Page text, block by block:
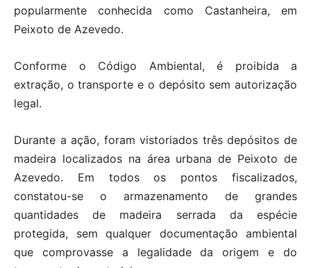
popularmente conhecida como Castanheira, em
Peixoto de Azevedo.
Conforme o Código Ambiental, é proibida a
extração, o transporte e o depósito sem autorização
legal.
Durante a ação, foram vistoriados três depósitos de
madeira localizados na área urbana de Peixoto de
Azevedo. Em todos os pontos fiscalizados,
constatou-se o armazenamento de grandes
quantidades de madeira serrada da espécie
protegida, sem qualquer documentação ambiental
que comprovasse a legalidade da origem e do